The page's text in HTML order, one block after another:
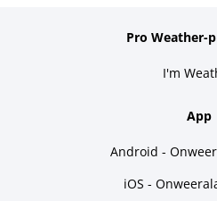
Pro Weather-
I'm
App
Android -
iOS -